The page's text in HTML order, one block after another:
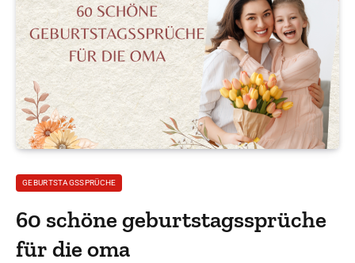
GEBURTSTAGSSPRÜCHE
60 schöne geburtstagssprüche
für die oma